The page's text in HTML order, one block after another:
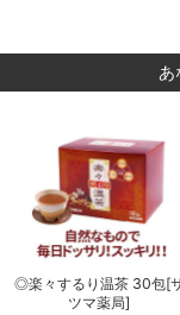
あ
◎楽々するり温茶 30包[
ツマ薬局]